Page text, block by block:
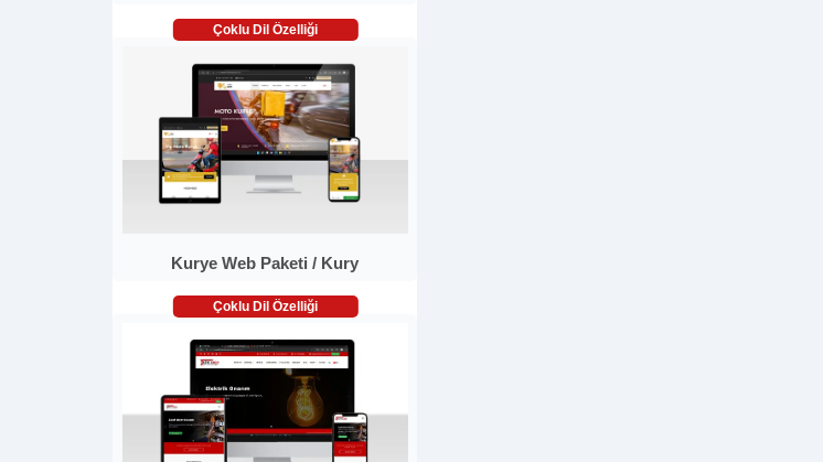
Çoklu Dil Özelliği
Kurye Web Paketi / Kury
Çoklu Dil Özelliği